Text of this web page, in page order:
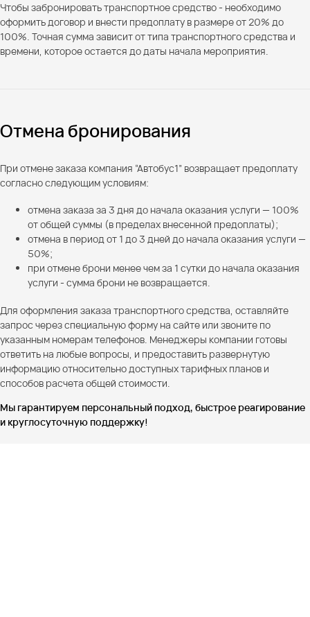
Чтобы забронировать транспортное средство - необходимо
оформить договор и внести предоплату в размере от 20% до
100%. Точная сумма зависит от типа транспортного средства и
времени, которое остается до даты начала мероприятия.
Отмена бронирования
При отмене заказа компания “Автобус1” возвращает предоплату
согласно следующим условиям:
отмена заказа за 3 дня до начала оказания услуги — 100%
от общей суммы (в пределах внесенной предоплаты);
отмена в период от 1 до 3 дней до начала оказания услуги —
50%;
при отмене брони менее чем за 1 сутки до начала оказания
услуги - сумма брони не возвращается.
Для оформления заказа транспортного средства, оставляйте
запрос через специальную форму на сайте или звоните по
указанным номерам телефонов. Менеджеры компании готовы
ответить на любые вопросы, и предоставить развернутую
информацию относительно доступных тарифных планов и
способов расчета общей стоимости.
Мы гарантируем персональный подход, быстрое реагирование
и круглосуточную поддержку!